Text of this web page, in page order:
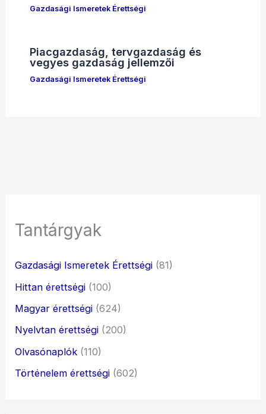
Gazdasági Ismeretek Érettségi
Piacgazdaság, tervgazdaság és
vegyes gazdaság jellemzői
Gazdasági Ismeretek Érettségi
Tantárgyak
Gazdasági Ismeretek Érettségi (81)
Hittan érettségi (100)
Magyar érettségi (624)
Nyelvtan érettségi (200)
Olvasónaplók (110)
Történelem érettségi (602)